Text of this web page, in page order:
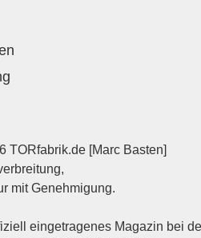
TORfabrik.de [Marc Basten]
mit Genehmigung.
eingetragenes Magazin bei